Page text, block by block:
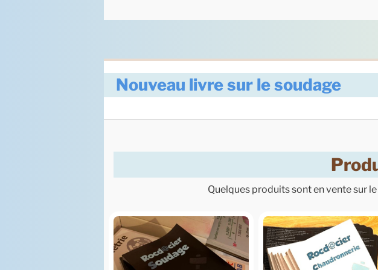
Nouveau livre sur le soudage
Quelques produits sont en vente sur